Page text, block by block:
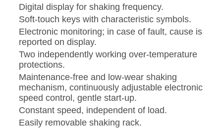
Digital display for shaking frequency.
Soft-touch keys with characteristic symbols.
Electronic monitoring; in case of fault, cause is
reported on display.
Two independently working over-temperature
protections.
Maintenance-free and low-wear shaking
mechanism, continuously adjustable electronic
speed control, gentle start-up.
Constant speed, independent of load.
Easily removable shaking rack.